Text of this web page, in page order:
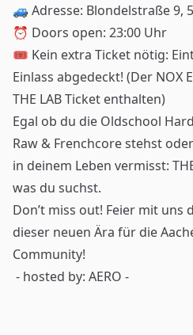
🚙 Adresse: Blondelstraße 9,
⏰ Doors open: 23:00 Uhr
🎟 Kein extra Ticket nötig:
Einlass abgedeckt! (Der NOX
THE LAB Ticket enthalten)
Egal ob du die Oldschool
Raw & Frenchcore stehst
in deinem Leben vermisst:
was du suchst.
Don’t miss out! Feier mit uns
dieser neuen Ära für die
Community!
- hosted by: AERO -